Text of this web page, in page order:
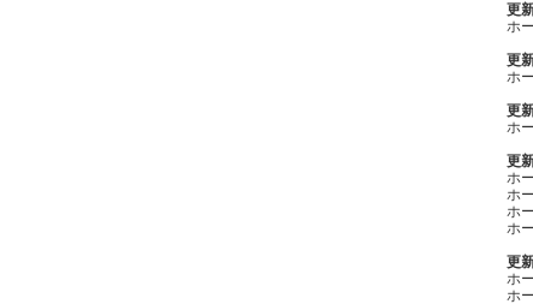
更
ホ
更
ホ
更
ホ
更
ホ
ホ
ホ
ホ
更
ホ
ホ